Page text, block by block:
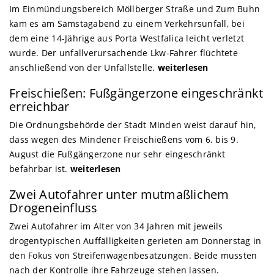
Im Einmündungsbereich Möllberger Straße und Zum Buhn
kam es am Samstagabend zu einem Verkehrsunfall, bei
dem eine 14-Jährige aus Porta Westfalica leicht verletzt
wurde. Der unfallverursachende Lkw-Fahrer flüchtete
anschließend von der Unfallstelle. weiterlesen
Freischießen: Fußgängerzone eingeschränkt
erreichbar
Die Ordnungsbehörde der Stadt Minden weist darauf hin,
dass wegen des Mindener Freischießens vom 6. bis 9.
August die Fußgängerzone nur sehr eingeschränkt
befahrbar ist. weiterlesen
Zwei Autofahrer unter mutmaßlichem
Drogeneinfluss
Zwei Autofahrer im Alter von 34 Jahren mit jeweils
drogentypischen Auffälligkeiten gerieten am Donnerstag in
den Fokus von Streifenwagenbesatzungen. Beide mussten
nach der Kontrolle ihre Fahrzeuge stehen lassen.